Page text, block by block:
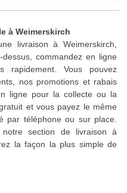
à Weimerskirch
livraison à Weimerskirch,
commandez en ligne
Vous pouvez
nos promotions et rabais
ligne pour la collecte ou la
et vous payez le même
par téléphone ou sur place.
section de livraison à
la façon la plus simple de